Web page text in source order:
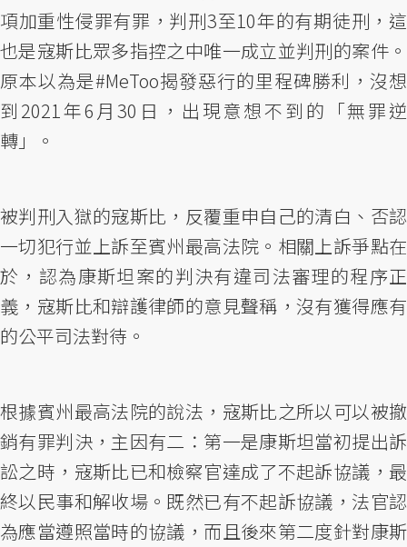
項加重性侵罪有罪，判刑3至10年的有期徒刑，這
也是寇斯比眾多指控之中唯一成立並判刑的案件。
原本以為是#MeToo揭發惡行的里程碑勝利，沒想
到2021年6月30日，出現意想不到的「無罪逆
轉」。
被判刑入獄的寇斯比，反覆重申自己的清白、否認
一切犯行並上訴至賓州最高法院。相關上訴爭點在
於，認為康斯坦案的判決有違司法審理的程序正
義，寇斯比和辯護律師的意見聲稱，沒有獲得應有
的公平司法對待。
根據賓州最高法院的說法，寇斯比之所以可以被撤
銷有罪判決，主因有二：第一是康斯坦當初提出訴
訟之時，寇斯比已和檢察官達成了不起訴協議，最
終以民事和解收場。既然已有不起訴協議，法官認
為應當遵照當時的協議，而且後來第二度針對康斯